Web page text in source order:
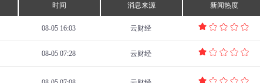
时间 消息来源 新闻热度
08-05 16:03 云财经
08-05 07:28 云财经